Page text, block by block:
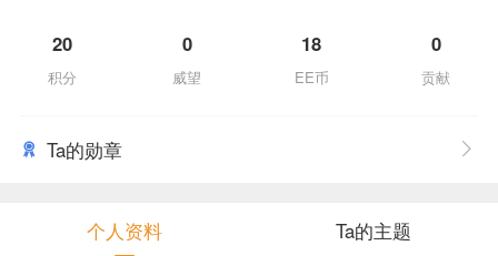
20
积分
0
威望
18
EE币
0
贡献
Ta的勋章
个人资料 Ta的主题